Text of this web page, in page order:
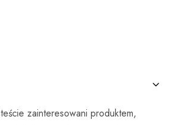
zainteresowani produktem,